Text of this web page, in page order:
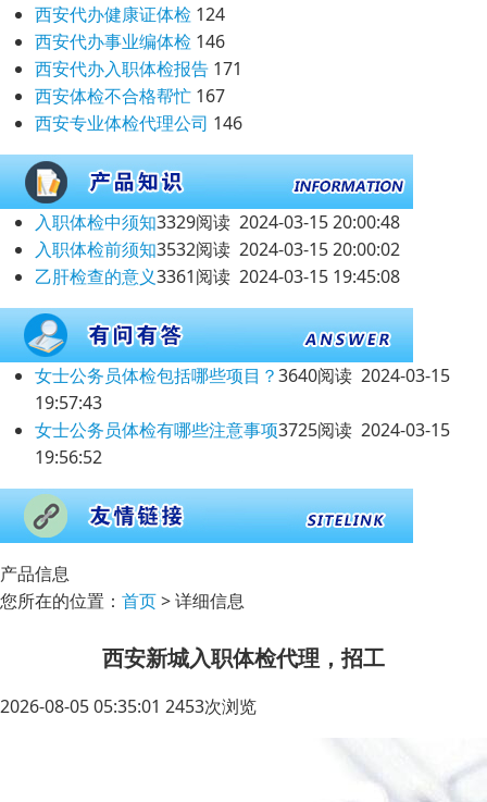
西安代办健康证体检 124
西安代办事业编体检 146
西安代办入职体检报告 171
西安体检不合格帮忙 167
西安专业体检代理公司 146
入职体检中须知3329阅读 2024-03-15 20:00:48
入职体检前须知3532阅读 2024-03-15 20:00:02
乙肝检查的意义3361阅读 2024-03-15 19:45:08
女士公务员体检包括哪些项目？3640阅读 2024-03-15
19:57:43
女士公务员体检有哪些注意事项3725阅读 2024-03-15
19:56:52
产品信息
您所在的位置： 首页> 详细信息
西安新城入职体检代理，招工
2026-08-05 05:35:01 2453次浏览